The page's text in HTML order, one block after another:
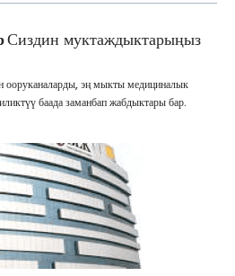
Сиздин муктаждыктарыңыз
ооруканаларды, эң мыкты медициналык
баада заманбап жабдыктары бар.